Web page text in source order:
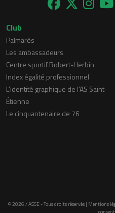
Club
Palmarès
Les ambassadeurs
Centre sportif Robert-Herbin
Index égalité professionnel
L'identité graphique de l'AS Saint-
Étienne
Le cinquantenaire de 76
© 2026 / ASSE - Tous droits réservés | Mentions